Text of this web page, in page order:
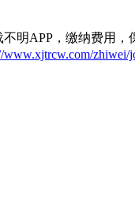
不明APP，缴纳费用
www.xjtrcw.com/zhiwei/